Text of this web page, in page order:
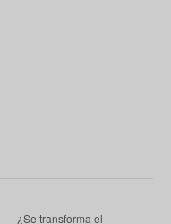
¿Se transforma el